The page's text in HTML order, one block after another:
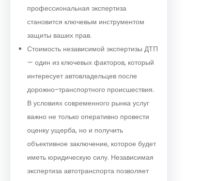
профессиональная экспертиза
становится ключевым инструментом
защиты ваших прав.
Стоимость независимой экспертизы ДТП
— один из ключевых факторов, который
интересует автовладельцев после
дорожно-транспортного происшествия.
В условиях современного рынка услуг
важно не только оперативно провести
оценку ущерба, но и получить
объективное заключение, которое будет
иметь юридическую силу. Независимая
экспертиза автотранспорта позволяет